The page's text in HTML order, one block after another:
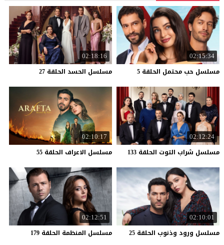
02:15:34
مسلسل حب محتمل الحلقة 5
02:18:16
مسلسل الحسد الحلقة 27
02:12:24
مسلسل شراب التوت الحلقة 133
02:10:17
مسلسل الاعراف الحلقة 55
02:10:01
مسلسل ورود وذنوب الحلقة 25
02:12:51
مسلسل المنظمة الحلقة 179